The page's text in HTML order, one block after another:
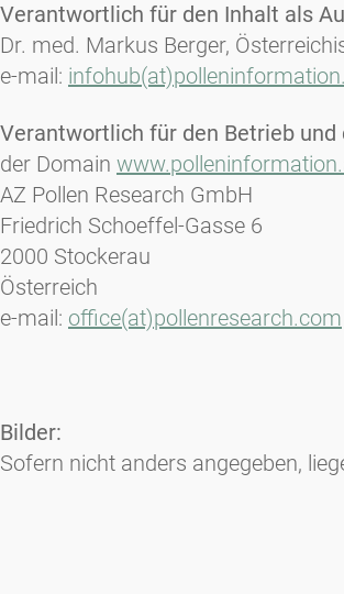
Verantwortlich für den Inhalt als
Dr. med. Markus Berger,
e-mail:
Verantwortlich für den Betrieb
der Domain
AZ Pollen Research GmbH
Friedrich Schoeffel-Gasse 6
2000 Stockerau
Österreich
e-mail: office(at)pollenresearch.com
Bilder:
Sofern nicht anders angegeben,